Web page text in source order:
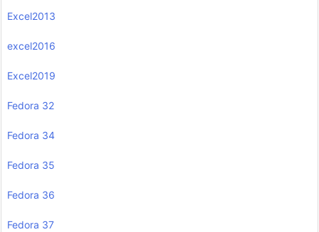
Excel2013
excel2016
Excel2019
Fedora 32
Fedora 34
Fedora 35
Fedora 36
Fedora 37